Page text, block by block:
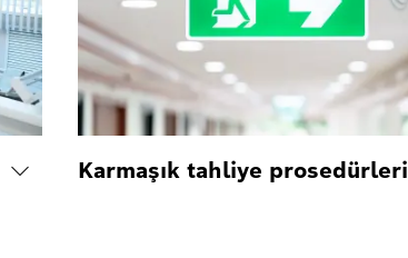
Karmaşık tahliye prosedürleri